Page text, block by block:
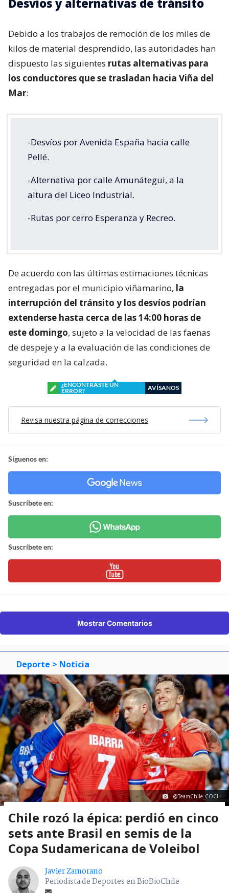
Desvíos y alternativas de tránsito
Debido a los trabajos de remoción de los miles de
kilos de material desprendido, las autoridades han
dispuesto las siguientes rutas alternativas para
los conductores que se trasladan hacia Viña del
Mar:
-Desvíos por Avenida España hacia calle
Pellé.
-Alternativa por calle Amunátegui, a la
altura del Liceo Industrial.
-Rutas por cerro Esperanza y Recreo.
De acuerdo con las últimas estimaciones técnicas
entregadas por el municipio viñamarino, la
interrupción del tránsito y los desvíos podrían
extenderse hasta cerca de las 14:00 horas de
este domingo, sujeto a la velocidad de las faenas
de despeje y a la evaluación de las condiciones de
seguridad en la calzada.
¿ENCONTRASTE UN
ERROR?
AVÍSANOS
Revisa nuestra página de correcciones
Síguenos en:
Suscríbete en:
Suscríbete en:
Mostrar Comentarios
Deporte > Noticia
@TeamChile_COCH
Chile rozó la épica: perdió en cinco
sets ante Brasil en semis de la
Copa Sudamericana de Voleibol
Javier Zamorano
Periodista de Deportes en BioBioChile